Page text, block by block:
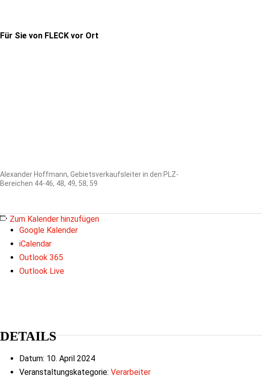
Für Sie von FLECK vor Ort
Alexander Hoffmann, Gebietsverkaufsleiter in den PLZ-
Bereichen 44-46, 48, 49, 58, 59
Zum Kalender hinzufügen
Google Kalender
iCalendar
Outlook 365
Outlook Live
DETAILS
Datum: 10. April 2024
Veranstaltungskategorie: Verarbeiter